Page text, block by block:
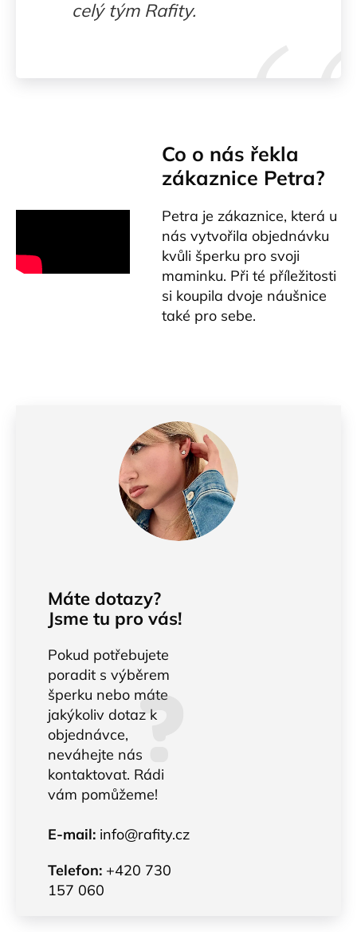
celý tým Rafity.
Co o nás řekla
zákaznice Petra?
Petra je zákaznice, která u
nás vytvořila objednávku
kvůli šperku pro svoji
maminku. Při té příležitosti
si koupila dvoje náušnice
také pro sebe.
Máte dotazy?
Jsme tu pro vás!
Pokud potřebujete
poradit s výběrem
šperku nebo máte
jakýkoliv dotaz k
objednávce,
neváhejte nás
kontaktovat. Rádi
vám pomůžeme!
E-mail: info@rafity.cz
Telefon: +420 730
157 060